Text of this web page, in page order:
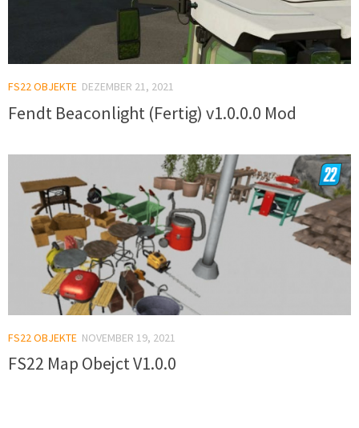
FS22 OBJEKTE DEZEMBER 21, 2021
Fendt Beaconlight (Fertig) v1.0.0.0 Mod
FS22 OBJEKTE NOVEMBER 19, 2021
FS22 Map Obejct V1.0.0